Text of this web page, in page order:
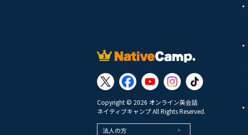
Copyright © 2026 オンライン英会話
ネイティブキャンプ All Rights Reserved.
法人の方